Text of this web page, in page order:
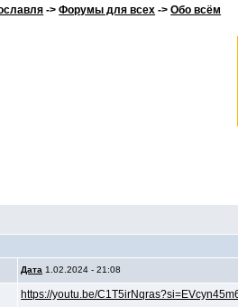
->Форумы для всех ->Обо всём
Дата 1.02.2024 - 21:08
https://youtu.be/